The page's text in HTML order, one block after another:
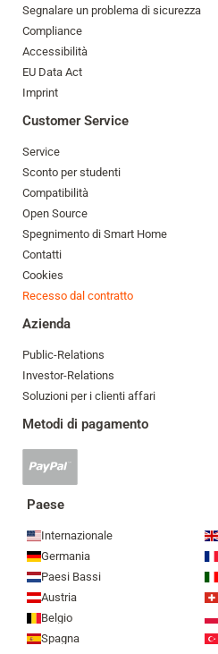
Segnalare un problema di sicurezza
Compliance
Accessibilità
EU Data Act
Imprint
Customer Service
Service
Sconto per studenti
Compatibilità
Open Source
Spegnimento di Smart Home
Contatti
Cookies
Recesso dal contratto
Azienda
Public-Relations
Investor-Relations
Soluzioni per i clienti affari
Metodi di pagamento
Paypal
Paese
Internazionale
Germania
Paesi Bassi
Austria
Belgio
Spagna